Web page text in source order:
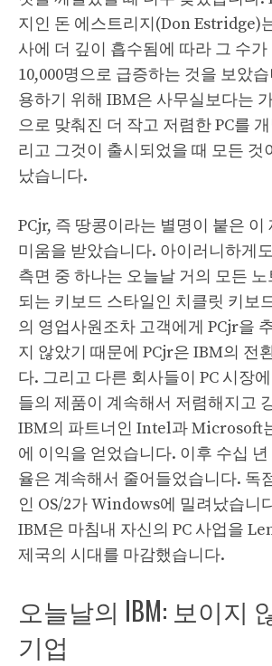
지인 돈 에스트리지(Don Estridge)
사에 더 깊이 흡수됨에 따라 그 수가
10,000명으로 급증하는 것을 보았
용하기 위해 IBM은 사무실보다는
으로 맞춰진 더 작고 저렴한 PC를
리고 그것이 출시되었을 때 모든 것
났습니다.
PCjr, 즉 땅콩이라는 별명이 붙은 이
미움을 받았습니다. 아이러니하게
측면 중 하나는 오늘날 거의 모든
되는 키보드 스타일인 치클릿 키보
의 영업사원조차 고객에게 PCjr을
지 않았기 때문에 PCjr은 IBM의 전
다. 그리고 다른 회사들이 PC 시장
들의 제품이 계속해서 저렴해지고
IBM의 파트너인 Intel과 Microsoft
에 이익을 얻었습니다. 이후 수십
율은 계속해서 줄어들었습니다. 독
인 OS/2가 Windows에 밀려났습니
IBM은 마침내 자신의 PC 사업을
제국의 시대를 마감했습니다.
오늘날의 IBM: 보이지
기업